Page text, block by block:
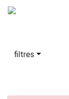
filtres